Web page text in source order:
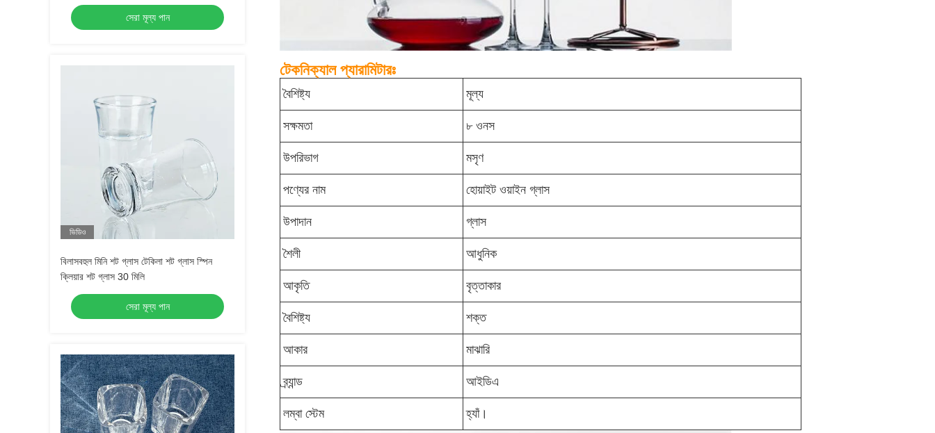
এসপ্রেসো শট গ্লাস
সেরা মূল্য পান
ভিডিও
বিলাসবহুল মিনি শট গ্লাস টেকিলা শট গ্লাস স্পিন
ক্লিয়ার শট গ্লাস 30 মিলি
সেরা মূল্য পান
টেকনিক্যাল প্যারামিটারঃ
বৈশিষ্ট্য মূল্য
সক্ষমতা ৮ ওনস
উপরিভাগ মসৃণ
পণ্যের নাম হোয়াইট ওয়াইন গ্লাস
উপাদান গ্লাস
শৈলী আধুনিক
আকৃতি বৃত্তাকার
বৈশিষ্ট্য শক্ত
আকার মাঝারি
ব্র্যান্ড আইডিএ
লম্বা স্টেম হ্যাঁ।